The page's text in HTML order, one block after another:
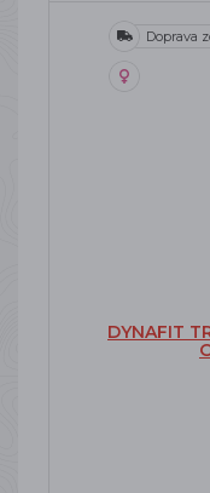
Doprava
DYNAFIT